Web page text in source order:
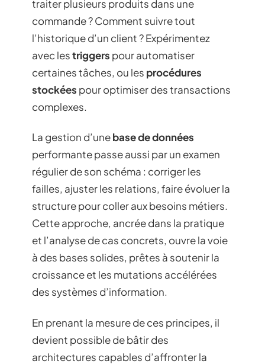
traiter plusieurs produits dans une
commande ? Comment suivre tout
l’historique d’un client ? Expérimentez
avec lestriggers pour automatiser
certaines tâches, ou les procédures
stockées pour optimiser des transactions
complexes.
La gestion d’unebase de données
performante passe aussi par un examen
régulier de son schéma : corriger les
failles, ajuster les relations, faire évoluer la
structure pour coller aux besoins métiers.
Cette approche, ancrée dans la pratique
et l’analyse de cas concrets, ouvre la voie
à des bases solides, prêtes à soutenir la
croissance et les mutations accélérées
des systèmes d’information.
En prenant la mesure de ces principes, il
devient possible de bâtir des
architectures capables d’affronter la